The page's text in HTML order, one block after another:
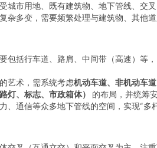
城市用地、既有建筑物、地下管线、交
杂多变，需要频繁处理与建筑物、其他
包括行车道、路肩、中间带（高速）等
艺术，需系统考虑机动车道、非机动车
灯、标志、市政箱体）
的布局，并统筹
、通信等众多地下管线的空间，实现“多